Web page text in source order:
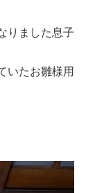
りました息子
いたお雛様用